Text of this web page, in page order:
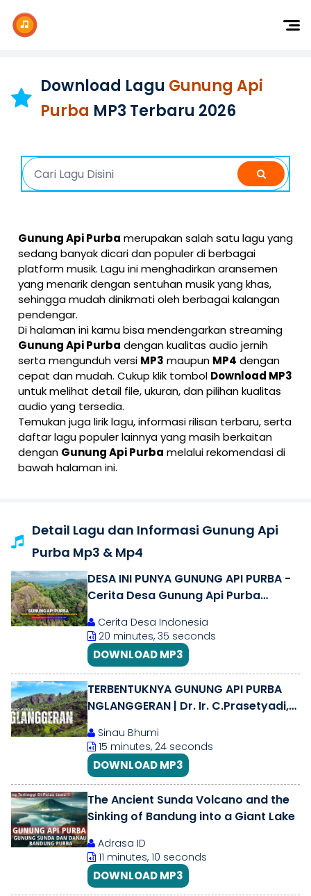
Dangdut
Barat
Download Lagu Gunung Api
Purba MP3 Terbaru 2026
Gunung Api Purba merupakan salah satu lagu yang
sedang banyak dicari dan populer di berbagai
platform musik. Lagu ini menghadirkan aransemen
yang menarik dengan sentuhan musik yang khas,
sehingga mudah dinikmati oleh berbagai kalangan
pendengar.
Di halaman ini kamu bisa mendengarkan streaming
Gunung Api Purba dengan kualitas audio jernih
serta mengunduh versi MP3 maupun MP4 dengan
cepat dan mudah. Cukup klik tombol Download MP3
untuk melihat detail file, ukuran, dan pilihan kualitas
audio yang tersedia.
Temukan juga lirik lagu, informasi rilisan terbaru, serta
daftar lagu populer lainnya yang masih berkaitan
dengan Gunung Api Purba melalui rekomendasi di
bawah halaman ini.
Detail Lagu dan Informasi Gunung Api
Purba Mp3 & Mp4
DESA INI PUNYA GUNUNG API PURBA -
Cerita Desa Gunung Api Purba
Yogyakarta
Cerita Desa Indonesia
20 minutes, 35 seconds
DOWNLOAD MP3
TERBENTUKNYA GUNUNG API PURBA
NGLANGGERAN | Dr. Ir. C.Prasetyadi,
Sinau Bhumi
15 minutes, 24 seconds
DOWNLOAD MP3
The Ancient Sunda Volcano and the
Sinking of Bandung into a Giant Lake
Adrasa ID
11 minutes, 10 seconds
DOWNLOAD MP3